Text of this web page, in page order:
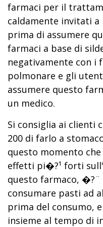
farmaci per il
caldamente invitati a
prima di assumere
farmaci a base di
negativamente con i
polmonare e gli
assumere questo
un medico.
Si consiglia ai clienti
200 di farlo a
questo momento
effetti pi�?¹ forti
questo farmaco, �?¨
consumare pasti ad
prima del consumo,
insieme al tempo di